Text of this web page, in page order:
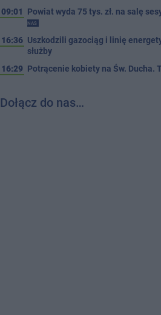
09:01
Powiat wyda 75 tys. zł. na salę
NAS
16:36 Uszkodzili gazociąg i linię
służby
16:29 Potrącenie kobiety na Św. Ducha.
Dołącz do nas…